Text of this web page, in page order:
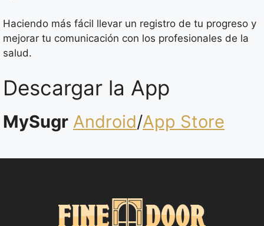
Haciendo más fácil llevar un registro de tu progreso y
mejorar tu comunicación con los profesionales de la
salud.
Descargar la App
MySugr Android/App Store